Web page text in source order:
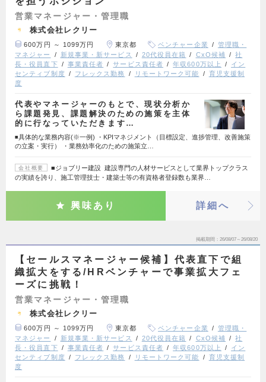
営業マネージャー・管理職
株式会社レクリー
600万円 ～ 1099万円 東京都 ベンチャー企業
管理職・
マネジャー
新規事業・新サービス 20代役員在籍 CxO候補
社
長・役員直下
事業責任者 サービス責任者 年収600万以上
イン
センティブ制度
フレックス勤務 リモートワーク可能
育児支援制
度
代表やマネージャーのもとで、現状分析か
ら課題発見、課題解決のための施策を主体
的に行なっていただきます…
◾️具体的な業務内容(※一例) ・KPIマネジメント（目標設定、進捗管理、改善施策
の立案・実行） ・業務効率化のための施策立…
会社概要
■ジョブリー建設 建設専門の人材サービスとして業界トップクラス
の実績を誇り、施工管理技士・建築士等の有資格者登録数も業界…
興味あり 詳細へ
掲載期間 26/08/07～26/08/20
【セールスマネージャー候補】代表直下で組
織拡大をする/HRベンチャーで事業拡大フェ
ーズに挑戦！
営業マネージャー・管理職
株式会社レクリー
600万円 ～ 1099万円 東京都 ベンチャー企業
管理職・
マネジャー
新規事業・新サービス 20代役員在籍 CxO候補
社
長・役員直下
事業責任者 サービス責任者 年収600万以上
イン
センティブ制度
フレックス勤務 リモートワーク可能
育児支援制
度